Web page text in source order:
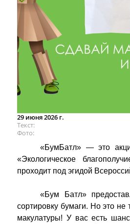
29 июня 2026 г.
Текст
Фото
«БумБатл» — это
«Экологическое
проходит под эгидой
«Бум Батл»
сортировку бумаги. Но это
макулатуры! У вас есть